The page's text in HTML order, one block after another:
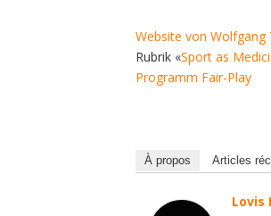
Website von
Rubrik «Sport as
Programm Fair-Play
À propos Articles
Lovis